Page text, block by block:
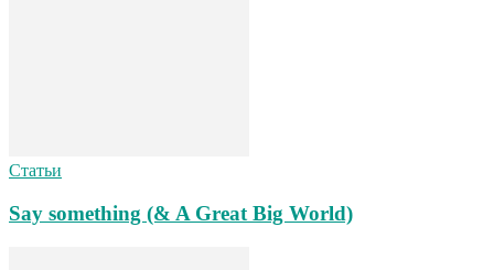
Статьи
Say something (& A Great Big World)